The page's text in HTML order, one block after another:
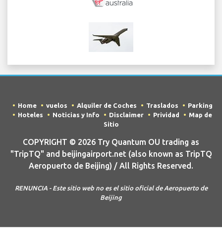
Home vuelos Alquiler de Coches Traslados
Parking
Hoteles
Noticias y Info Disclaimer Prividad
Map de
Sitio
COPYRIGHT © 2026 Try Quantum OU trading as
"TripTQ" and beijingairport.net (also known as TripTQ
Aeropuerto de Beijing) / All Rights Reserved.
RENUNCIA - Este sitio web no es el sitio oficial de Aeropuerto de
Beijing